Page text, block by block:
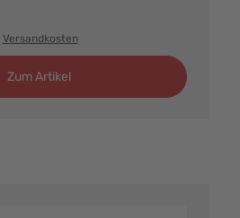
Versandkosten
Zum Artikel